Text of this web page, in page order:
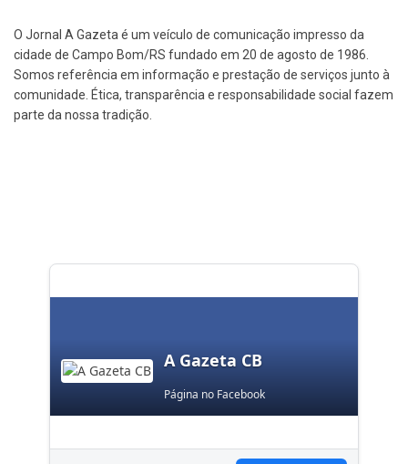
O Jornal A Gazeta é um veículo de comunicação impresso da
cidade de Campo Bom/RS fundado em 20 de agosto de 1986.
Somos referência em informação e prestação de serviços junto à
comunidade. Ética, transparência e responsabilidade social fazem
parte da nossa tradição.
A Gazeta CB
Página no Facebook